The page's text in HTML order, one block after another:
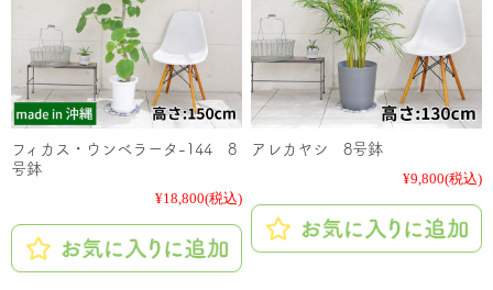
フィカス・ウンベラータ-144 8
号鉢
¥18,800(税込)
アレカヤシ 8号鉢
¥9,800(税込)